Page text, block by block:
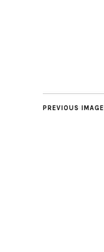
PREVIOUS IMAGE